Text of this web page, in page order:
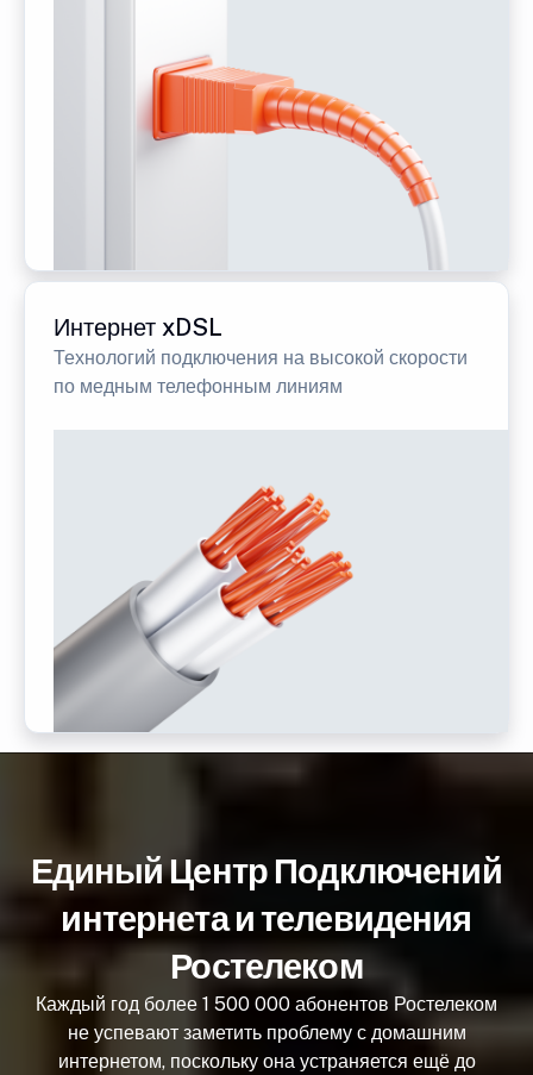
Интернет xDSL
Технологий подключения на высокой скорости
по медным телефонным линиям
Единый Центр Подключений
интернета и телевидения
Ростелеком
Каждый год более 1 500 000 абонентов Ростелеком
не успевают заметить проблему с домашним
интернетом, поскольку она устраняется ещё до